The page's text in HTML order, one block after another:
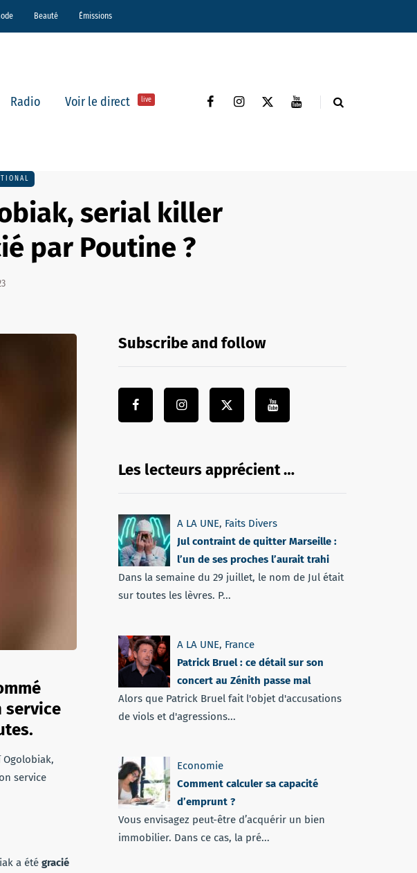
Beauté Émissions
Radio Voir le direct live
serial killer
par Poutine ?
service
service
a été gracié
Subscribe and follow
Les lecteurs apprécient …
A LA UNE, Faits Divers
Jul contraint de quitter Marseille :
l’un de ses proches l’aurait trahi
Dans la semaine du 29 juillet, le nom de Jul était
sur toutes les lèvres. P...
A LA UNE, France
Patrick Bruel : ce détail sur son
concert au Zénith passe mal
Alors que Patrick Bruel fait l'objet d'accusations
de viols et d'agressions...
Economie
Comment calculer sa capacité
d’emprunt ?
Vous envisagez peut-être d’acquérir un bien
immobilier. Dans ce cas, la pré...